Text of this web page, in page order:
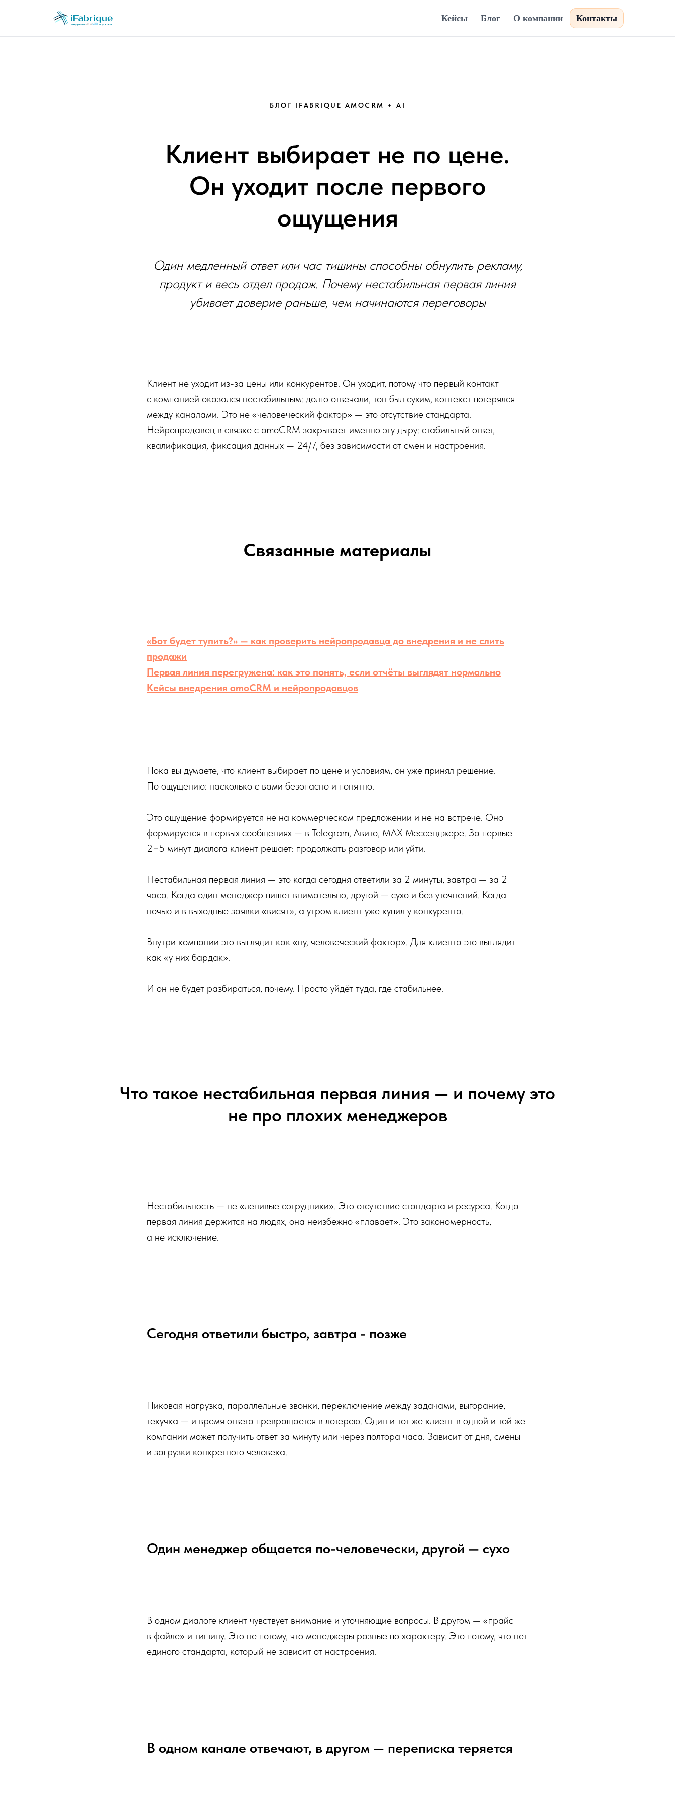
Кейсы Блог О компании Контакты
БЛОГ IFABRIQUE AMOCRM + AI
Клиент выбирает не по цене.
Он уходит после первого
ощущения
Один медленный ответ или час тишины способны обнулить рекламу,
продукт и весь отдел продаж. Почему нестабильная первая линия
убивает доверие раньше, чем начинаются переговоры
Клиент не уходит из-за цены или конкурентов. Он уходит, потому что первый контакт
с компанией оказался нестабильным: долго отвечали, тон был сухим, контекст потерялся
между каналами. Это не «человеческий фактор» — это отсутствие стандарта.
Нейропродавец в связке с amoCRM закрывает именно эту дыру: стабильный ответ,
квалификация, фиксация данных — 24/7, без зависимости от смен и настроения.
Связанные материалы
«Бот будет тупить?» — как проверить нейропродавца до внедрения и не слить
продажи
Первая линия перегружена: как это понять, если отчёты выглядят нормально
Кейсы внедрения amoCRM и нейропродавцов
Пока вы думаете, что клиент выбирает по цене и условиям, он уже принял решение.
По ощущению: насколько с вами безопасно и понятно.
Это ощущение формируется не на коммерческом предложении и не на встрече. Оно
формируется в первых сообщениях — в Telegram, Авито, MAX Мессенджере. За первые
2−5 минут диалога клиент решает: продолжать разговор или уйти.
Нестабильная первая линия — это когда сегодня ответили за 2 минуты, завтра — за 2
часа. Когда один менеджер пишет внимательно, другой — сухо и без уточнений. Когда
ночью и в выходные заявки «висят», а утром клиент уже купил у конкурента.
Внутри компании это выглядит как «ну, человеческий фактор». Для клиента это выглядит
как «у них бардак».
И он не будет разбираться, почему. Просто уйдёт туда, где стабильнее.
Что такое нестабильная первая линия — и почему это
не про плохих менеджеров
Нестабильность — не «ленивые сотрудники». Это отсутствие стандарта и ресурса. Когда
первая линия держится на людях, она неизбежно «плавает». Это закономерность,
а не исключение.
Сегодня ответили быстро, завтра - позже
Пиковая нагрузка, параллельные звонки, переключение между задачами, выгорание,
текучка — и время ответа превращается в лотерею. Один и тот же клиент в одной и той же
компании может получить ответ за минуту или через полтора часа. Зависит от дня, смены
и загрузки конкретного человека.
Один менеджер общается по-человечески, другой — сухо
В одном диалоге клиент чувствует внимание и уточняющие вопросы. В другом — «прайс
в файле» и тишину. Это не потому, что менеджеры разные по характеру. Это потому, что нет
единого стандарта, который не зависит от настроения.
В одном канале отвечают, в другом — переписка теряется